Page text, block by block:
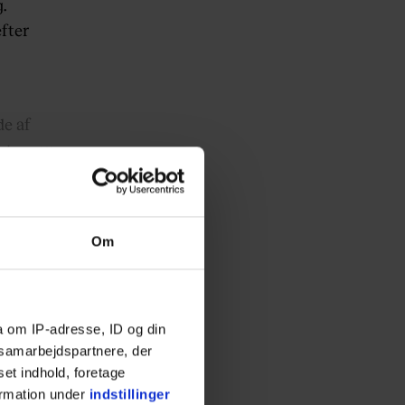
Om
om IP-adresse, ID og din
der
indhold, foretage
under indstillinger
af
nu.